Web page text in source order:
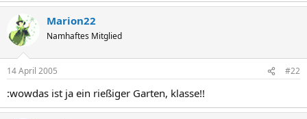
Marion22
Namhaftes Mitglied
14 April 2005 #22
:wowdas ist ja ein rießiger Garten, klasse!!